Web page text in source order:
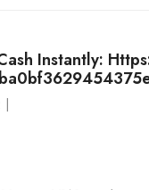
Instantly:
|